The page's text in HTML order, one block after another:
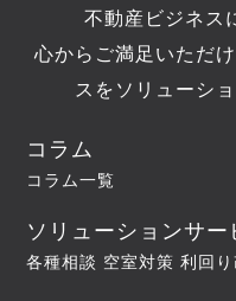
不動産ビジネス
心からご満足いただ
スをソリューシ
コラム
コラム一覧
ソリューションサー
各種相談 空室対策 利回